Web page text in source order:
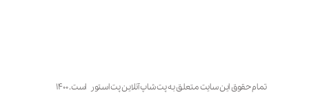
تمام حقوق این سایت متعلق به پت شاپ آنلاین پت استور است. ۱۴۰۰